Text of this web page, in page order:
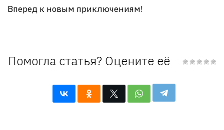
Вперед к новым приключениям!
Помогла статья? Оцените её